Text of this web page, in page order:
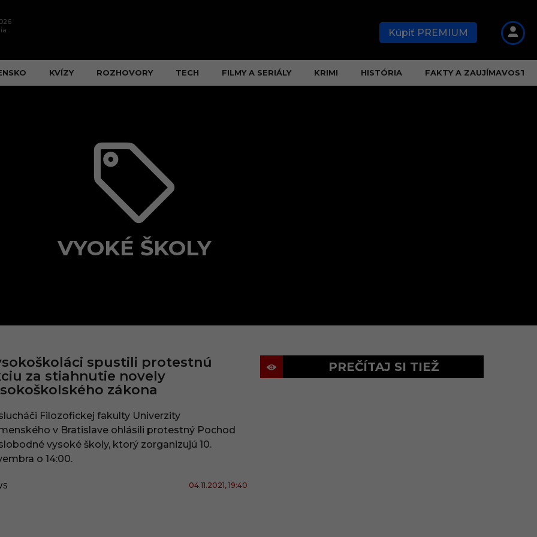
Kúpiť PREMIUM
KVÍZY ROZHOVORY TECH FILMY A SERIÁLY KRIMI HISTÓRIA FAKTY A ZAUJÍMAVOSTI
VYOKÉ ŠKOLY
spustili protestnú
za stiahnutie novely
zákona
Filozofickej fakulty Univerzity
v Bratislave ohlásili protestný Pochod
vysoké školy, ktorý zorganizujú 10.
o 14:00.
04.11.2021, 19:40
PREČÍTAJ SI TIEŽ